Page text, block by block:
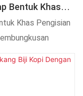
Bentuk Khas
Khas Pengisian